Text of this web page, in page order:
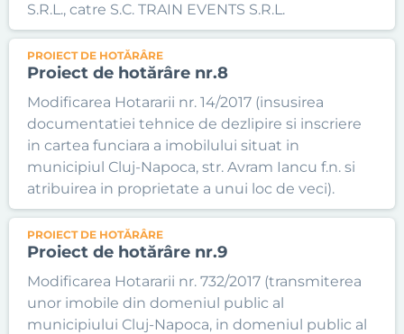
S.R.L., catre S.C. TRAIN EVENTS S.R.L.
PROIECT DE HOTĂRÂRE
Proiect de hotărâre nr.8
Modificarea Hotararii nr. 14/2017 (insusirea
documentatiei tehnice de dezlipire si inscriere
in cartea funciara a imobilului situat in
municipiul Cluj-Napoca, str. Avram Iancu f.n. si
atribuirea in proprietate a unui loc de veci).
PROIECT DE HOTĂRÂRE
Proiect de hotărâre nr.9
Modificarea Hotararii nr. 732/2017 (transmiterea
unor imobile din domeniul public al
municipiului Cluj-Napoca, in domeniul public al